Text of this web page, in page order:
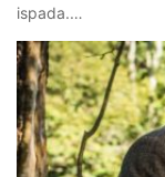
ispada.…